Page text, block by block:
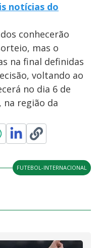
notícias do
conhecerão
mas o
na final definidas
voltando ao
no dia 6 de
na região da
FUTEBOL-INTERNACIONAL